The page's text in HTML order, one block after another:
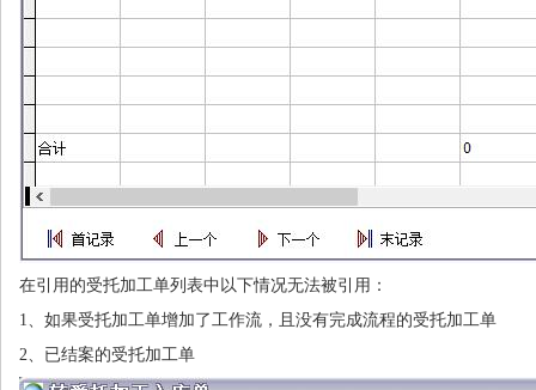
在引用的受托加工单列表中以下情况无法被引用：
1、如果受托加工单增加了工作流，且没有完成流程的受托加工单
2、已结案的受托加工单